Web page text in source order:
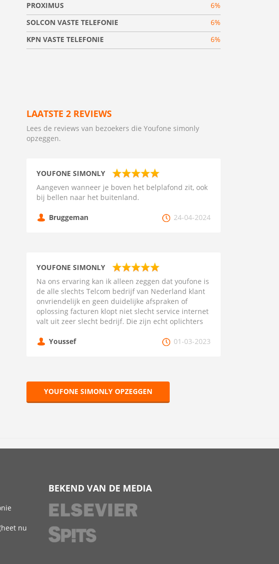
PROXIMUS
6%
SOLCON VASTE TELEFONIE
6%
KPN VASTE TELEFONIE
6%
LAATSTE 2 REVIEWS
Lees de reviews van bezoekers die Youfone simonly
opzeggen.
YOUFONE SIMONLY
Aangeven wanneer je boven het belplafond zit, ook
bij bellen naar het buitenland.
Bruggeman 24-04-2024
YOUFONE SIMONLY
Na ons ervaring kan ik alleen zeggen dat youfone is
de alle slechts Telcom bedrijf van Nederland klant
onvriendelijk en geen duidelijke afspraken of
oplossing facturen klopt niet slecht service internet
valt uit zeer slecht bedrijf. Die zijn echt oplichters
Youssef 01-03-2023
YOUFONE SIMONLY OPZEGGEN
nu
BEKEND VAN DE MEDIA